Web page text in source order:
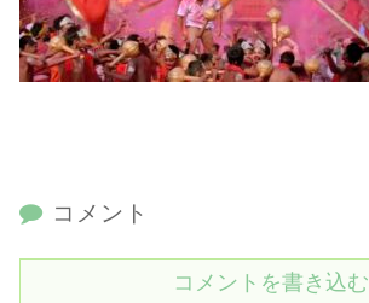
コメント
コメントを書き込む